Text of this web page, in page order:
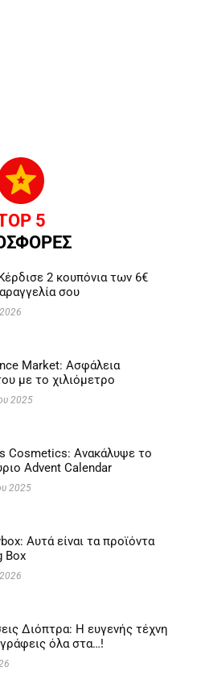
5
2 κουπόνια των 6€
σου
Market: Ασφάλεια
με το χιλιόμετρο
2025
Cosmetics: Ανακάλυψε το
Advent Calendar
2025
Αυτά είναι τα προϊόντα
Box
Διόπτρα: Η ευγενής τέχνη
όλα στα…!